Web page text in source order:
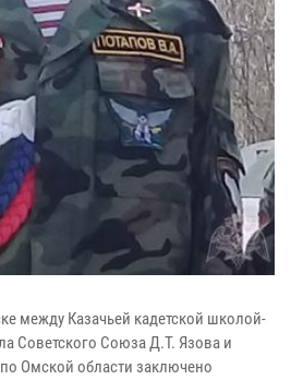
между Казачьей кадетской школой-
Советского Союза Д.Т. Язова и
Омской области заключено